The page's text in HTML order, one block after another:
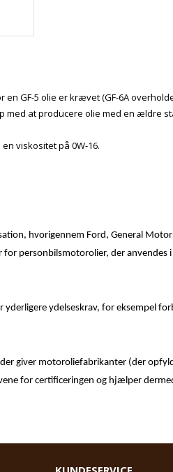
GF-5 olie er krævet (GF-6A
med at producere olie med en ældre
viskositet på 0W-16.
hvorigennem Ford, General
personbilsmotorolier, der anvendes i
yderligere ydelseskrav, for eksempel
der giver motoroliefabrikanter (der
for certificeringen og hjælper